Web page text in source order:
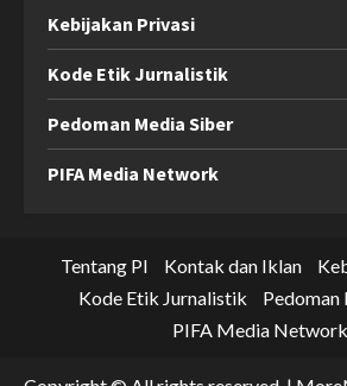
Kebijakan Privasi
Kode Etik Jurnalistik
Pedoman Media Siber
PIFA Media Network
Tentang PI Kontak dan Iklan
Kode Etik Jurnalistik
Pedoman
PIFA Media Network